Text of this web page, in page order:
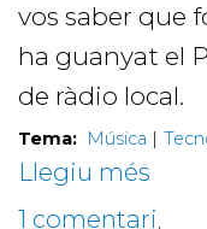
vos saber que
ha guanyat el
de ràdio local.
Tema: Música |
Llegiu més
1 comentari